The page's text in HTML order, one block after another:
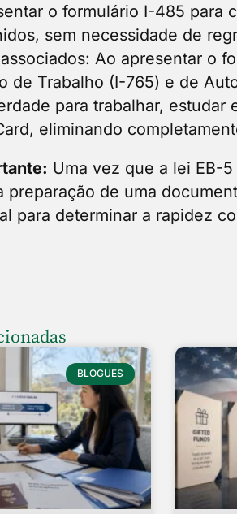
o formulário I-485 para
sem necessidade de
Ao apresentar o
de Trabalho (I-765) e de
para trabalhar, estudar
eliminando
Uma vez que a lei EB-
preparação de uma
para determinar a rapidez
BLOGUES